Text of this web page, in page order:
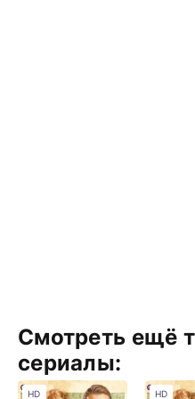
Смотреть ещё
сериалы:
HD HD